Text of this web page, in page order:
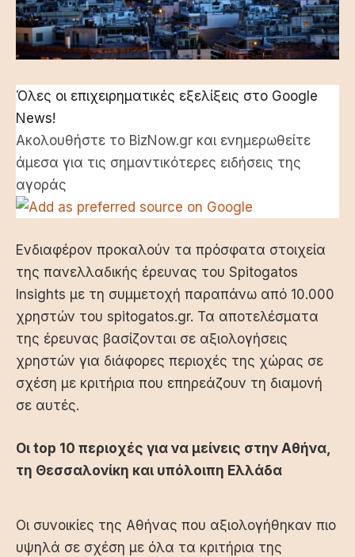
Όλες οι επιχειρηματικές εξελίξεις στο Google
News!
Ακολουθήστε το BizNow.gr και ενημερωθείτε
άμεσα για τις σημαντικότερες ειδήσεις της
αγοράς
Ενδιαφέρον προκαλούν τα πρόσφατα στοιχεία
της πανελλαδικής έρευνας του Spitogatos
Insights με τη συμμετοχή παραπάνω από 10.000
χρηστών του spitogatos.gr. Τα αποτελέσματα
της έρευνας βασίζονται σε αξιολογήσεις
χρηστών για διάφορες περιοχές της χώρας σε
σχέση με κριτήρια που επηρεάζουν τη διαμονή
σε αυτές.
Οι top 10 περιοχές για να μείνεις στην Αθήνα,
τη Θεσσαλονίκη και υπόλοιπη Ελλάδα
Οι συνοικίες της Αθήνας που αξιολογήθηκαν πιο
υψηλά σε σχέση με όλα τα κριτήρια της